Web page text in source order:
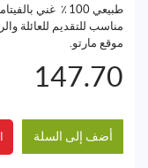
موقع مارتو.
147.70
أضف إلى السلة